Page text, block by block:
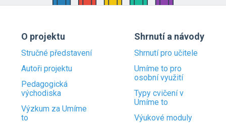
O projektu
Stručné představení
Autoři projektu
Pedagogická
východiska
Výzkum za Umíme
to
Shrnutí a návody
Shrnutí pro učitele
Umíme to pro
osobní využití
Typy cvičení v
Umíme to
Výukové moduly